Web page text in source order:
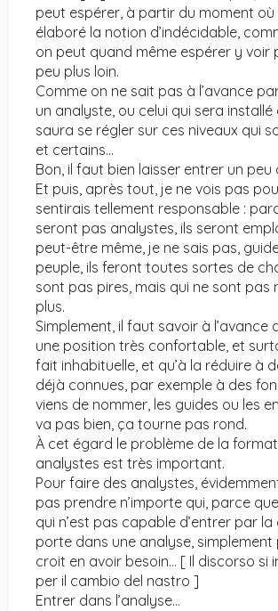
peut espérer, à partir du moment où
élaboré la notion d’indécidable,
on peut quand même espérer y voir
peu plus loin.
Comme on ne sait pas à l’avance
un analyste, ou celui qui sera installé
saura se régler sur ces niveaux qui
et certains…
Bon, il faut bien laisser entrer un peu
Et puis, après tout, je ne vois pas
sentirais tellement responsable :
seront pas analystes, ils seront
peut-être même, je ne sais pas,
peuple, ils feront toutes sortes de
sont pas pires, mais qui ne sont pas
plus.
Simplement, il faut savoir à l’avance
une position très confortable, et
fait inhabituelle, et qu’à la réduire à
déjà connues, par exemple à des
viens de nommer, les guides ou les
va pas bien, ça tourne pas rond.
À cet égard le problème de la
analystes est très important.
Pour faire des analystes,
pas prendre n’importe qui, parce
qui n’est pas capable d’entrer par
porte dans une analyse, simplement
croit en avoir besoin… [ Il discorso si
per il cambio del nastro ]
Entrer dans l’analyse…